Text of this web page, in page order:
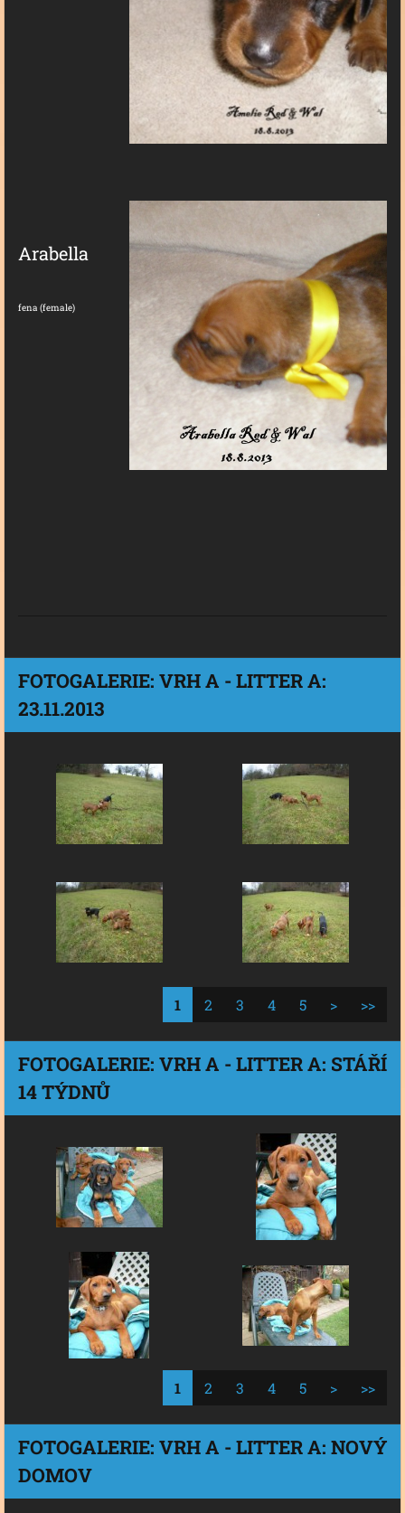
Arabella
fena (female)
FOTOGALERIE: VRH A - LITTER A:
23.11.2013
1 2 3 4 5 > >>
FOTOGALERIE: VRH A - LITTER A: STÁŘÍ
14 TÝDNŮ
1 2 3 4 5 > >>
FOTOGALERIE: VRH A - LITTER A: NOVÝ
DOMOV